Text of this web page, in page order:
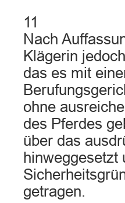
11
Nach
Klägerin
das es mit
ohne
des Pferdes
über das
hinweggesetzt
getragen.